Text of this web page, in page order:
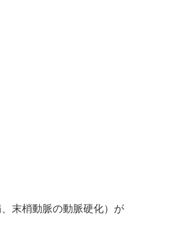
末梢動脈の動脈硬化）が